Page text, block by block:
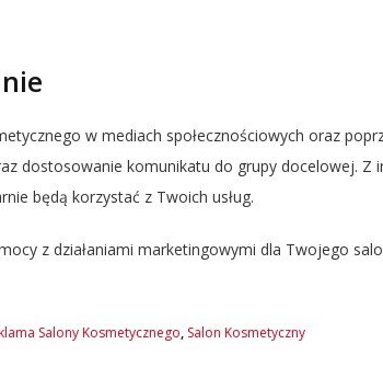
w mediach społecznościowych oraz
dostosowanie komunikatu do grupy docelowej.
będą korzystać z Twoich usług.
z działaniami marketingowymi dla Twojego
Salony Kosmetycznego, Salon Kosmetyczny